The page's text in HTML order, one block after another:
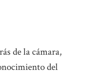
de la cámara,
del